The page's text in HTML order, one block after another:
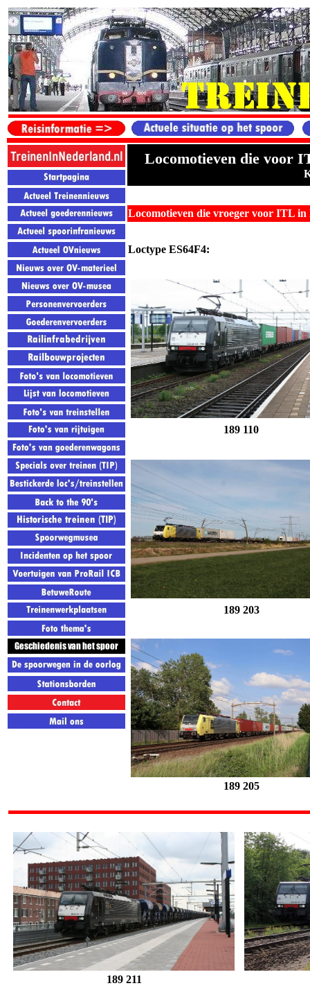
Locomotieven die voor
Locomotieven die vroeger voor ITL in
Loctype ES64F4:
189 110
189 203
189 205
189 211